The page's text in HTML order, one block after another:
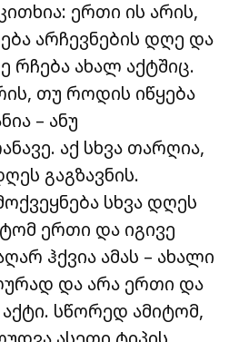
ერთი ის არის,
არჩევნების დღე და
რჩება ახალ აქტშიც.
თუ როდის იწყება
– ანუ
აქ სხვა თარღია,
გაგზავნის.
სხვა დღეს
ერთი და იგივე
ჰქვია ამას – ახალი
და არა ერთი და
აქტი. სწორედ ამიტომ,